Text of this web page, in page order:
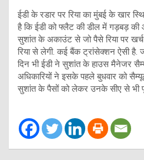
ईडी के रडार पर रिया का मुंबई के खार
है कि ईडी को फ्लैट की डील में गड़बड़ की
सुशांत के अकाउंट से जो पैसे रिया पर खर्च
रिया से लेगी. कई बैंक ट्रांसेक्शन ऐसी
दिन भी ईडी ने सुशांत के हाउस मैनेजर
अधिकारियों ने इसके पहले बुधवार को
सुशांत के पैसों को लेकर उनके सीए से भी